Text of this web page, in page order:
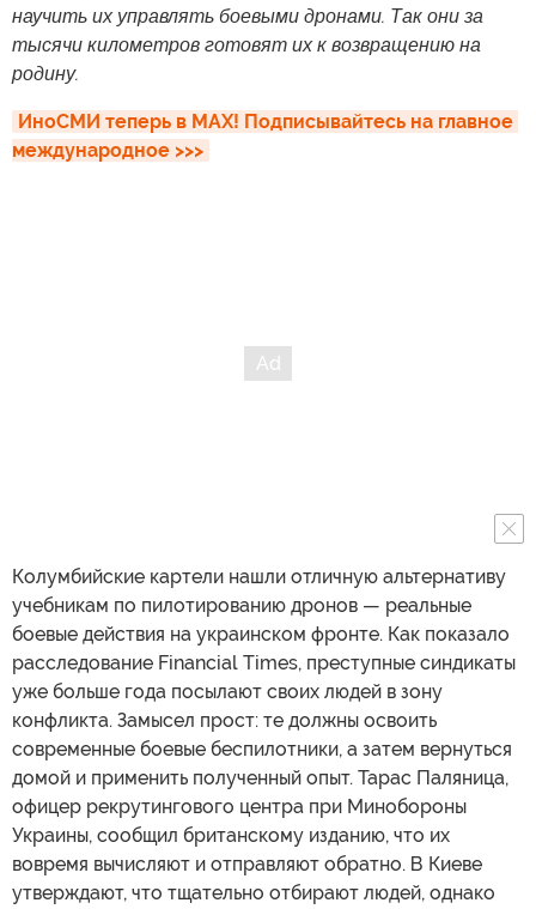
научить их управлять боевыми дронами. Так они за
тысячи километров готовят их к возвращению на
родину.
ИноСМИ теперь в MAX! Подписывайтесь на главное
международное >>>
Колумбийские картели нашли отличную альтернативу
учебникам по пилотированию дронов — реальные
боевые действия на украинском фронте. Как показало
расследование Financial Times, преступные синдикаты
уже больше года посылают своих людей в зону
конфликта. Замысел прост: те должны освоить
современные боевые беспилотники, а затем вернуться
домой и применить полученный опыт. Тарас Паляница,
офицер рекрутингового центра при Минобороны
Украины, сообщил британскому изданию, что их
вовремя вычисляют и отправляют обратно. В Киеве
утверждают, что тщательно отбирают людей, однако